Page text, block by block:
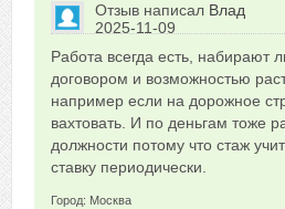
Отзыв написал Влад
2025-11-09
0
Работа всегда есть, набирают
договором и возможностью
например если на дорожное
вахтовать. И по деньгам тоже
должности потому что стаж
ставку периодически.
Город: Москва